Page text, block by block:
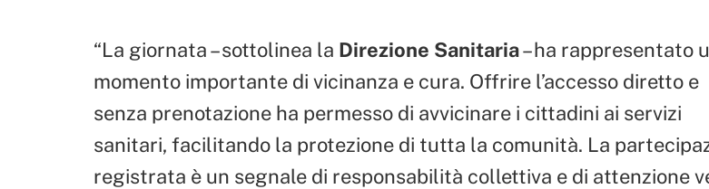
“La giornata – sottolinea la Direzione Sanitaria– ha rappresentato
momento importante di vicinanza e cura. Offrire l’accesso diretto e
senza prenotazione ha permesso di avvicinare i cittadini ai servizi
sanitari, facilitando la protezione di tutta la comunità. La
registrata è un segnale di responsabilità collettiva e di attenzione